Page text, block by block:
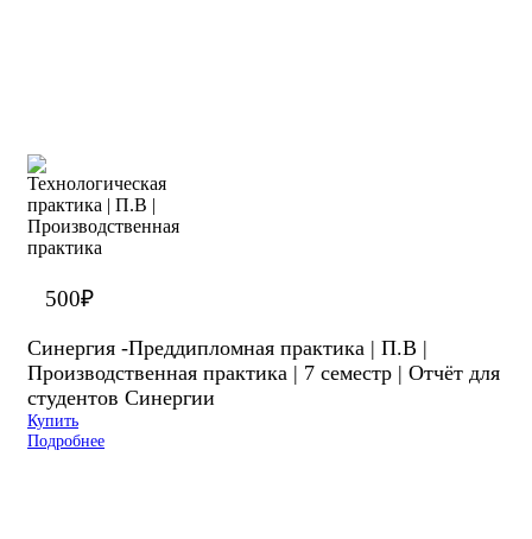
500₽
Синергия -Преддипломная практика | П.В |
Производственная практика | 7 семестр | Отчёт для
студентов Синергии
Купить
Подробнее